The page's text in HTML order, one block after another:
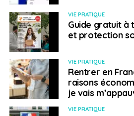
› Les conditions légales
travailler
Il est inutile de faire une demande
séjour en République dominicaine
votre séjour peut même être
Si vous n’êtes pas touriste, il y a
d’affaire ou de résident (si vous
VIE PRATIQUE
Guide gratuit à
et protection
VIE PRATIQUE
Rentrer en
raisons
je vais
VIE PRATIQUE